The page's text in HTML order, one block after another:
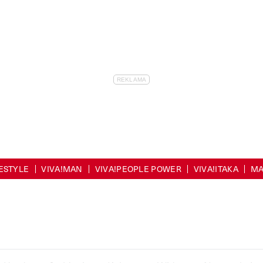
VIVA!MAN VIVA!PEOPLE POWER VIVA!ITAKA